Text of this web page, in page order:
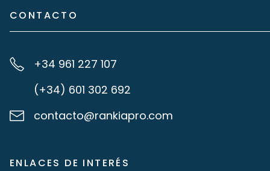
CONTACTO
+34 961 227 107
(+34) 601 302 692
contacto@rankiapro.com
ENLACES DE INTERÉS